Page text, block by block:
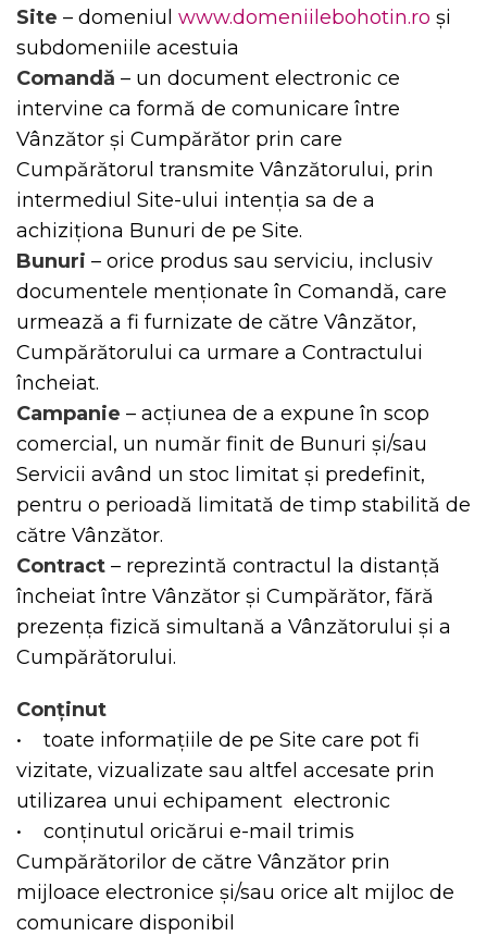
Site – domeniul www.domeniilebohotin.ro și
subdomeniile acestuia
Comandă – un document electronic ce
intervine ca formă de comunicare între
Vânzător și Cumpărător prin care
Cumpărătorul transmite Vânzătorului, prin
intermediul Site-ului intenția sa de a
achiziționa Bunuri de pe Site.
Bunuri – orice produs sau serviciu, inclusiv
documentele menționate în Comandă, care
urmează a fi furnizate de către Vânzător,
Cumpărătorului ca urmare a Contractului
încheiat.
Campanie – acțiunea de a expune în scop
comercial, un număr finit de Bunuri și/sau
Servicii având un stoc limitat și predefinit,
pentru o perioadă limitată de timp stabilită de
către Vânzător.
Contract – reprezintă contractul la distanță
încheiat între Vânzător și Cumpărător, fără
prezența fizică simultană a Vânzătorului și a
Cumpărătorului.
Conținut
• toate informațiile de pe Site care pot fi
vizitate, vizualizate sau altfel accesate prin
utilizarea unui echipament electronic
• conținutul oricărui e-mail trimis
Cumpărătorilor de către Vânzător prin
mijloace electronice și/sau orice alt mijloc de
comunicare disponibil